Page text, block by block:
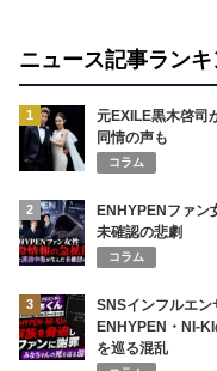
ニュース記事ラン
1
元EXILE黒木啓司
同情の声も
コラム
2
ENHYPENファン
未確認の悲劇
コラム
3
SNSインフルエ
ENHYPEN・NI-
を巡る混乱